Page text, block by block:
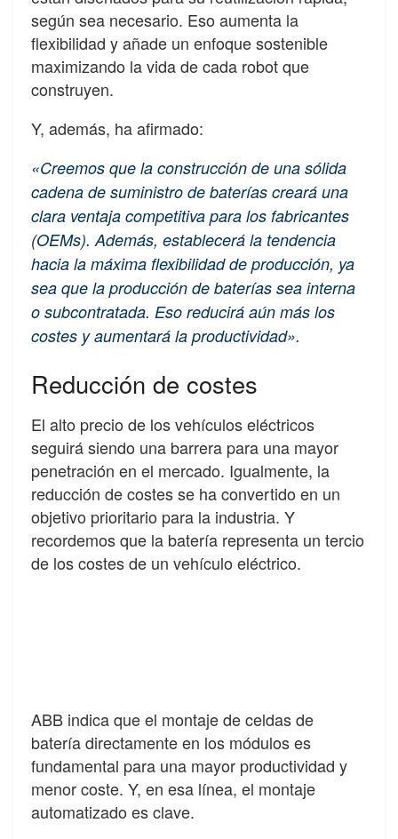
según sea necesario. Eso aumenta la
flexibilidad y añade un enfoque sostenible
maximizando la vida de cada robot que
construyen.
Y, además, ha afirmado:
«Creemos que la construcción de una sólida
cadena de suministro de baterías creará una
clara ventaja competitiva para los fabricantes
(OEMs). Además, establecerá la tendencia
hacia la máxima flexibilidad de producción, ya
sea que la producción de baterías sea interna
o subcontratada. Eso reducirá aún más los
costes y aumentará la productividad».
Reducción de costes
El alto precio de los vehículos eléctricos
seguirá siendo una barrera para una mayor
penetración en el mercado. Igualmente, la
reducción de costes se ha convertido en un
objetivo prioritario para la industria. Y
recordemos que la batería representa un tercio
de los costes de un vehículo eléctrico.
ABB indica que el montaje de celdas de
batería directamente en los módulos es
fundamental para una mayor productividad y
menor coste. Y, en esa línea, el montaje
automatizado es clave.